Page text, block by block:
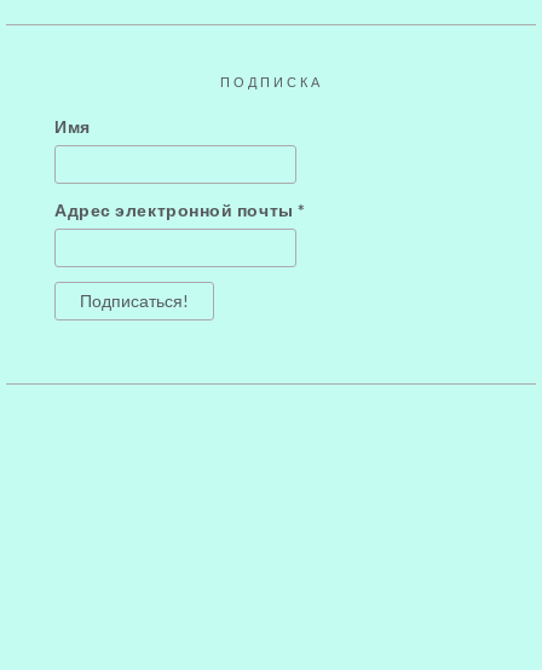
ПОДПИСКА
Имя
Адрес электронной почты*